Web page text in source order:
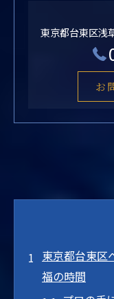
東京都台東区浅
お
東京都台東区
福の時間